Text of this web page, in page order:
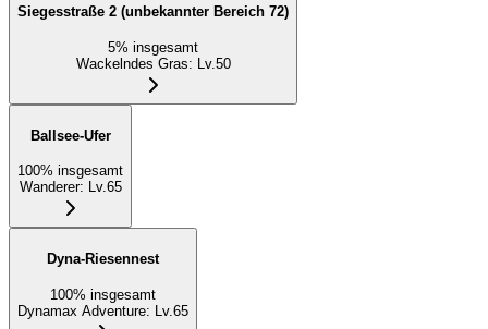
Siegesstraße 2 (unbekannter Bereich 72)
5% insgesamt
Wackelndes Gras: Lv.50
Ballsee-Ufer
100% insgesamt
Wanderer: Lv.65
Dyna-Riesennest
100% insgesamt
Dynamax Adventure: Lv.65